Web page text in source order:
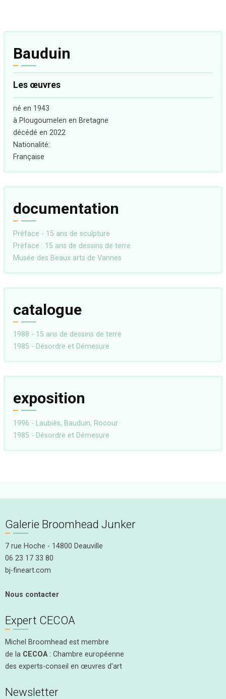
Bauduin
Les œuvres
né en 1943
à Plougoumelen en Bretagne
décédé en 2022
Nationalité:
Française
documentation
Préface - 15 ans de sculpture
Préface : 15 ans de dessins de terre
Musée des Beaux arts de Vannes
catalogue
1988 - 15 ans de dessins de terre
1985 - Désordre et Démesure
exposition
1996 - Laubiès, Bauduin, Rocour
1985 - Désordre et Démesure
Galerie Broomhead Junker
7 rue Hoche - 14800 Deauville
06 23 17 33 80
bj-fineart.com
Nous contacter
Expert CECOA
Michel Broomhead est membre
de la CECOA: Chambre européenne
des experts-conseil en œuvres d'art
Newsletter